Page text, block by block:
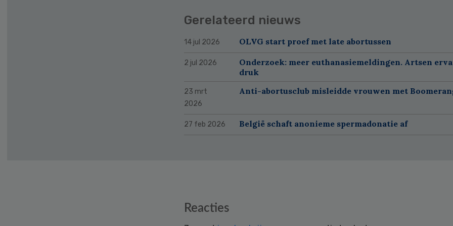
Gerelateerd nieuws
14 jul 2026 OLVG start proef met late abortussen
2 jul 2026
Onderzoek: meer euthanasiemeldingen. Artsen
druk
23 mrt
2026
Anti-abortusclub misleidde vrouwen met
27 feb 2026 België schaft anonieme spermadonatie af
Reacties